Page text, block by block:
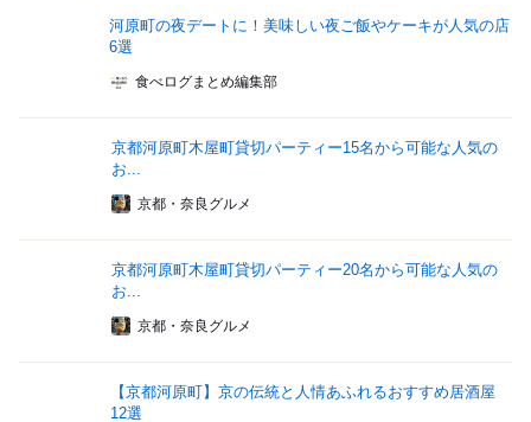
河原町の夜デートに！美味しい夜ご飯やケーキが人気の店
6選
食べログまとめ編集部
京都河原町木屋町貸切パーティー15名から可能な人気の
お...
京都・奈良グルメ
京都河原町木屋町貸切パーティー20名から可能な人気の
お...
京都・奈良グルメ
【京都河原町】京の伝統と人情あふれるおすすめ居酒屋
12選